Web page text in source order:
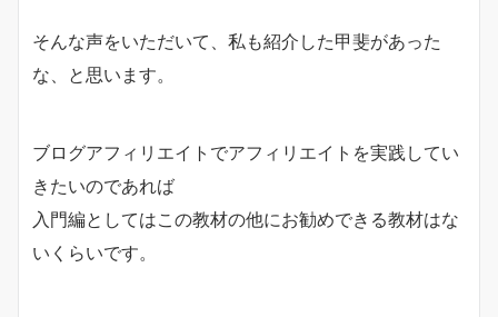
そんな声をいただいて、私も紹介した甲斐があった
な、と思います。
ブログアフィリエイトでアフィリエイトを実践してい
きたいのであれば
入門編としてはこの教材の他にお勧めできる教材はな
いくらいです。